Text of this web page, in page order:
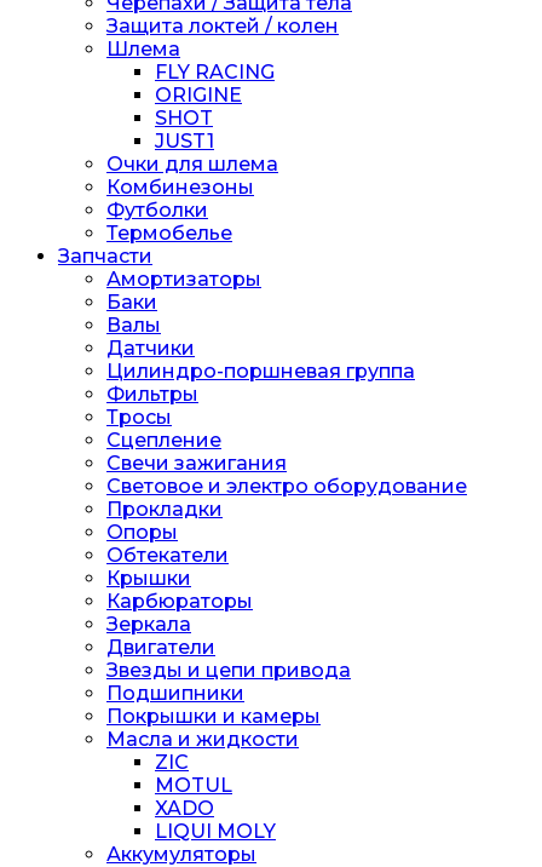
Защита локтей / колен
Шлема
FLY RACING
ORIGINE
SHOT
JUST1
Очки для шлема
Комбинезоны
Футболки
Термобелье
Запчасти
Амортизаторы
Баки
Валы
Датчики
Цилиндро-поршневая группа
Фильтры
Тросы
Сцепление
Свечи зажигания
Световое и электро оборудование
Прокладки
Опоры
Обтекатели
Крышки
Карбюраторы
Зеркала
Двигатели
Звезды и цепи привода
Подшипники
Покрышки и камеры
Масла и жидкости
ZIC
MOTUL
XADO
LIQUI MOLY
Аккумуляторы